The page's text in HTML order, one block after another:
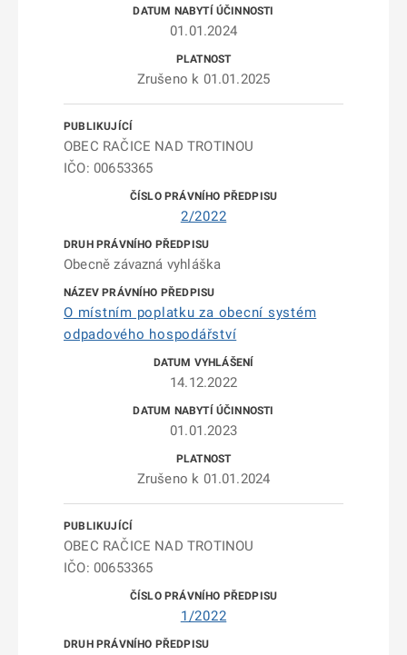
01.01.2024
Zrušeno k 01.01.2025
OBEC RAČICE NAD TROTINOU
IČO: 00653365
2/2022
Obecně závazná vyhláška
O místním poplatku za obecní systém
odpadového hospodářství
14.12.2022
01.01.2023
Zrušeno k 01.01.2024
OBEC RAČICE NAD TROTINOU
IČO: 00653365
1/2022